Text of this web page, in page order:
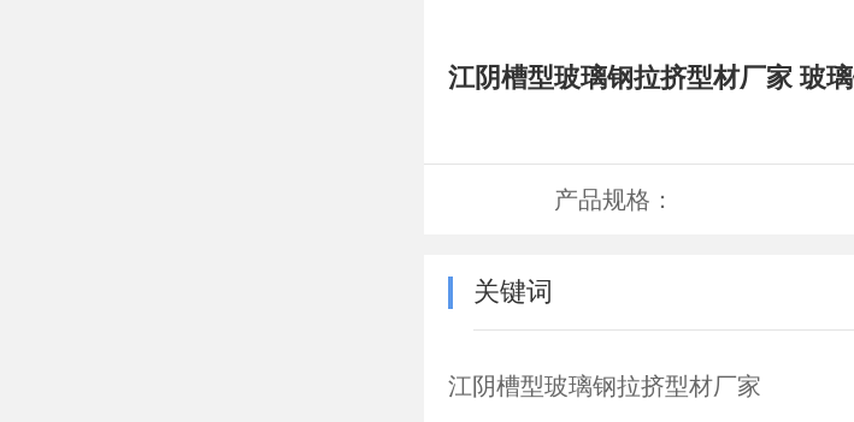
江阴槽型玻璃钢拉挤型材厂家 玻
产品规格：
关键词
江阴槽型玻璃钢拉挤型材厂家